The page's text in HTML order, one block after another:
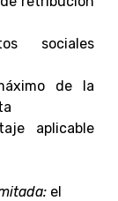
sociales
de la
aplicable
el